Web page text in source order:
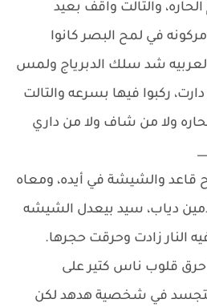
والتالت واقف بعيد
في لمح البصر كانوا
شد سلك الدبرياج ولمس
ركبوا فيها بسرعه والتالت
ولا من شاف ولا من داري
والشيشة في أيده، ومعاه
دياب، سيد بيعدل الشيشه
النار زادت وحرقت حجرها.
قلوب ناس كتير على
متجسد في شخصية هدهد لكن